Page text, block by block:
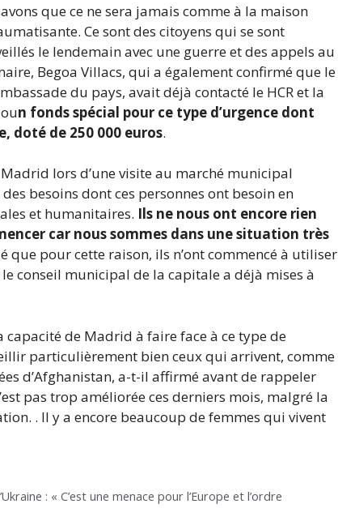
que ce ne sera jamais comme à la maison
Ce sont des citoyens qui se sont
le lendemain avec une guerre et des appels au
Begoa Villacs, qui a également confirmé que le
du pays, avait déjà contacté le HCR et la
n fonds spécial pour ce type d’urgence dont
doté de 250 000 euros.
lors d’une visite au marché municipal
besoins dont ces personnes ont besoin en
et humanitaires. Ils ne nous ont encore rien
car nous sommes dans une situation très
que pour cette raison, ils n’ont commencé à utiliser
conseil municipal de la capitale a déjà mises à
capacité de Madrid à faire face à ce type de
particulièrement bien ceux qui arrivent, comme
d’Afghanistan, a-t-il affirmé avant de rappeler
pas trop améliorée ces derniers mois, malgré la
. Il y a encore beaucoup de femmes qui vivent
: « C’est une menace pour l’Europe et l’ordre